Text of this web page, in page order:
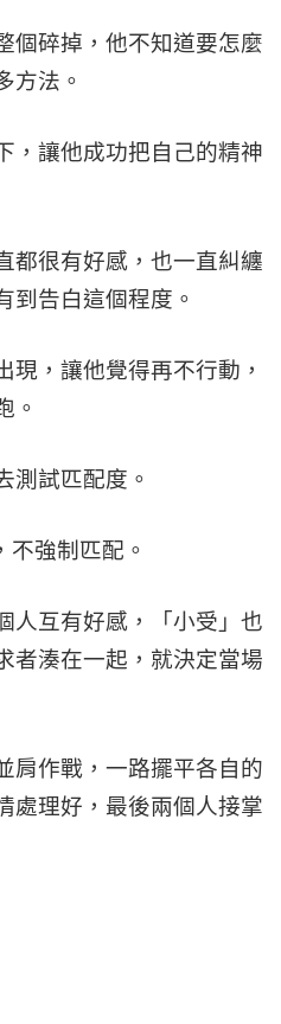
個碎掉，他不知道要怎麼
方法。
，讓他成功把自己的精神
都很有好感，也一直糾纏
到告白這個程度。
現，讓他覺得再不行動，
。
測試匹配度。
強制匹配。
人互有好感，「小受」也
者湊在一起，就決定當場
肩作戰，一路擺平各自的
處理好，最後兩個人接掌